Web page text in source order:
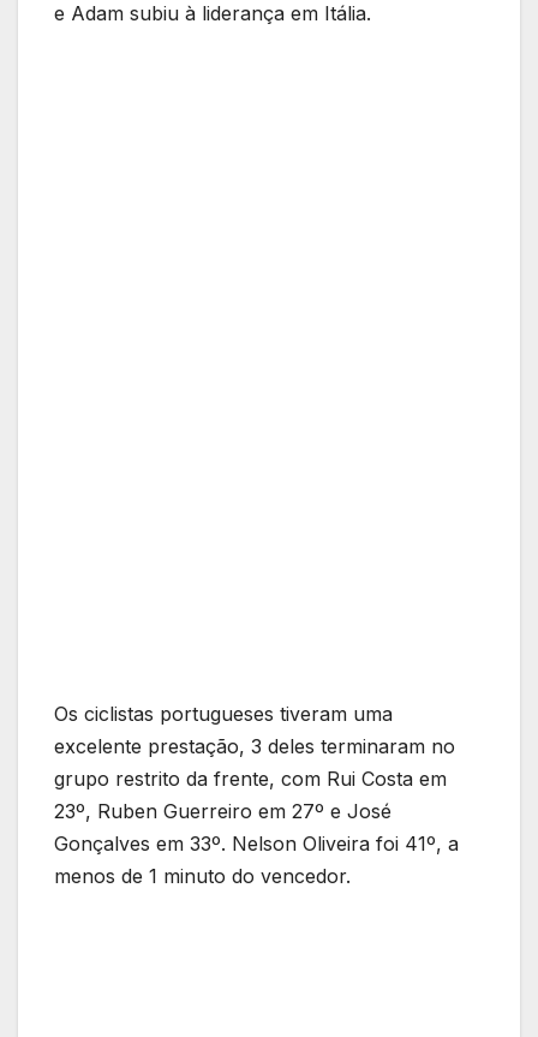
e Adam subiu à liderança em Itália.
Os ciclistas portugueses tiveram uma
excelente prestação, 3 deles terminaram no
grupo restrito da frente, com Rui Costa em
23º, Ruben Guerreiro em 27º e José
Gonçalves em 33º. Nelson Oliveira foi 41º, a
menos de 1 minuto do vencedor.